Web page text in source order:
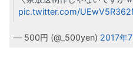
pic.twitter.com/
— 500円 (@_500yen) 2017年